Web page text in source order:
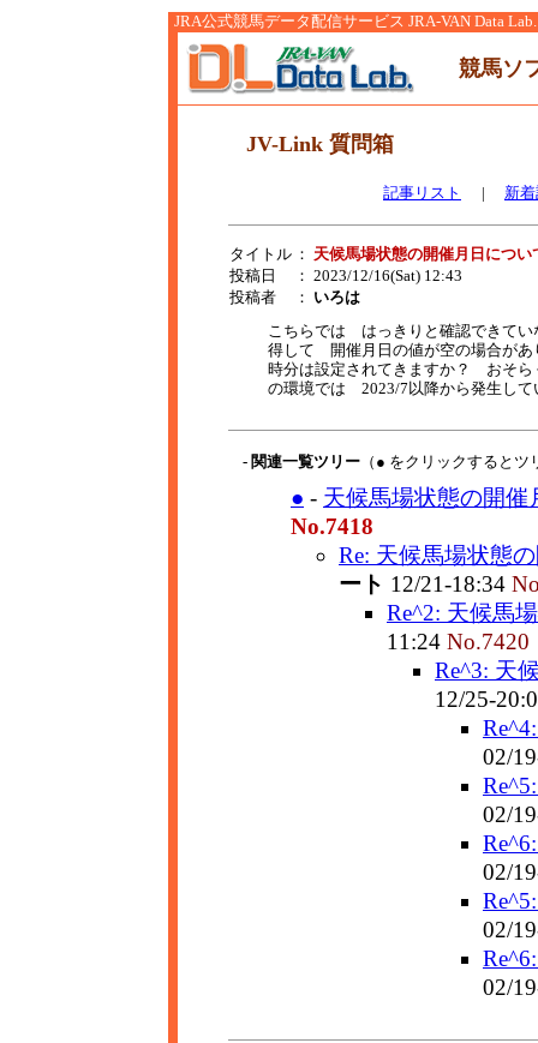
JRA公式競馬データ配信サービス JRA-VAN Data Lab.
競馬ソ
JV-Link 質問箱
記事リスト | 新
タイトル ： 天候馬場状態の開催月日につい
投稿日
： 2023/12/16(Sat) 12:43
投稿者
： いろは
こちらでは はっきりと確認できて
得して 開催月日の値が空の場合が
時分は設定されてきますか？ お
の環境では 2023/7以降から発生して
- 関連一覧ツリー （● をクリックすると
● - 天候馬場状態の開催
No.7418
Re: 天候馬場状態
ート 12/21-18:34
Re^2: 天候馬
11:24 No.7420
Re^3: 天
12/25-
02/
02/
02/
02/
02/